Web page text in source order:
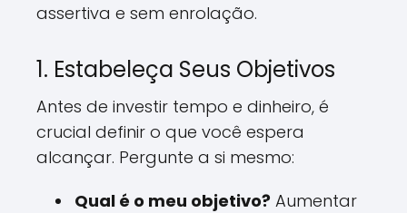
assertiva e sem enrolação.
1. Estabeleça Seus Objetivos
Antes de investir tempo e dinheiro, é
crucial definir o que você espera
alcançar. Pergunte a si mesmo:
Qual é o meu objetivo? Aumentar